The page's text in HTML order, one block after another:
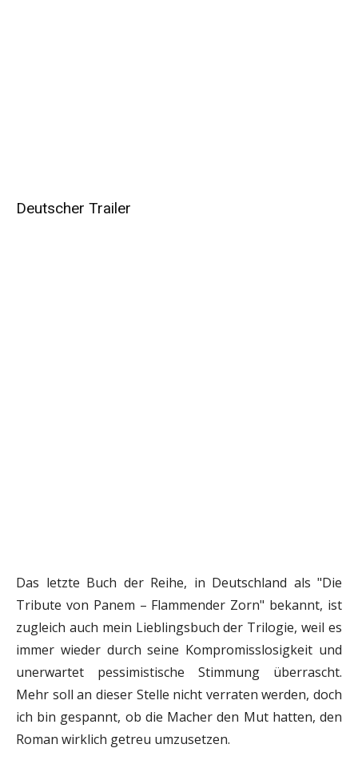
Deutscher Trailer
Das letzte Buch der Reihe, in Deutschland als "Die
Tribute von Panem – Flammender Zorn" bekannt, ist
zugleich auch mein Lieblingsbuch der Trilogie, weil es
immer wieder durch seine Kompromisslosigkeit und
unerwartet pessimistische Stimmung überrascht.
Mehr soll an dieser Stelle nicht verraten werden, doch
ich bin gespannt, ob die Macher den Mut hatten, den
Roman wirklich getreu umzusetzen.